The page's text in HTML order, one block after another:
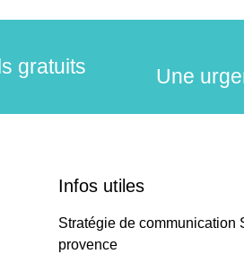
gratuits Une
Infos utiles
Stratégie de communication
provence